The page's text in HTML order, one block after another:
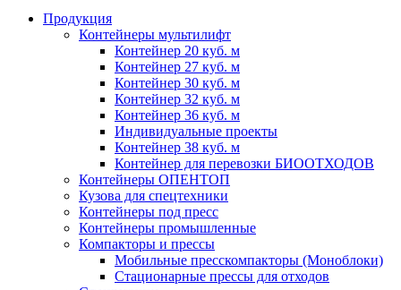
Продукция
Контейнеры мультилифт
Контейнер 20 куб. м
Контейнер 27 куб. м
Контейнер 30 куб. м
Контейнер 32 куб. м
Контейнер 36 куб. м
Индивидуальные проекты
Контейнер 38 куб. м
Контейнер для перевозки БИООТХОДОВ
Контейнеры ОПЕНТОП
Кузова для спецтехники
Контейнеры под пресс
Контейнеры промышленные
Компакторы и прессы
Мобильные пресскомпакторы (Моноблоки)
Стационарные прессы для отходов